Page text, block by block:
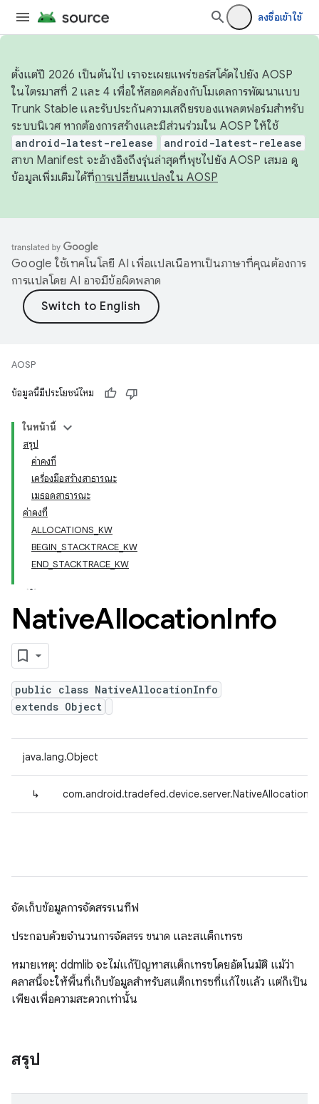
ลงชื่อเข้าใช้
ตั้งแต่ปี 2026 เป็นต้นไป เราจะเผยแพร่ซอร์สโค้ดไปยัง AOSP
ในไตรมาสที่ 2 และ 4 เพื่อให้สอดคล้องกับโมเดลการพัฒนาแบบ
Trunk Stable และรับประกันความเสถียรของแพลตฟอร์มสำหรับ
ระบบนิเวศ หากต้องการสร้างและมีส่วนร่วมใน AOSP ให้ใช้
android-latest-release android-latest-release
สาขา Manifest จะอ้างอิงถึงรุ่นล่าสุดที่พุชไปยัง AOSP เสมอ ดู
ข้อมูลเพิ่มเติมได้ที่การเปลี่ยนแปลงใน AOSP
Google ใช้เทคโนโลยี AI เพื่อแปลเนื้อหาเป็นภาษาที่คุณต้องการ
การแปลโดย AI อาจมีข้อผิดพลาด
AOSP
ข้อมูลนี้มีประโยชน์ไหม
ในหน้านี้
สรุป
ค่าคงที่
เครื่องมือสร้างสาธารณะ
เมธอดสาธารณะ
ค่าคงที่
ALLOCATIONS_KW
BEGIN_STACKTRACE_KW
END_STACKTRACE_KW
NativeAllocationInfo
public class NativeAllocationInfo
extends Object
java.lang.Object
↳
จัดเก็บข้อมูลการจัดสรรเนทีฟ
ประกอบด้วยจำนวนการจัดสรร ขนาด และสแต็กเทรซ
หมายเหตุ: ddmlib จะไม่แก้ปัญหาสแต็กเทรซโดยอัตโนมัติ แม้ว่า
คลาสนี้จะให้พื้นที่เก็บข้อมูลสำหรับสแต็กเทรซที่แก้ไขแล้ว แต่ก็เป็น
เพียงเพื่อความสะดวกเท่านั้น
สรุป